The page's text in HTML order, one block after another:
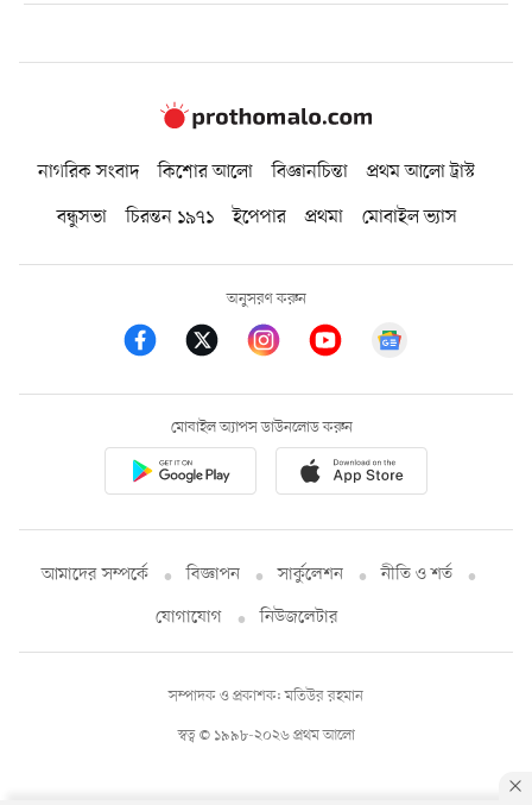
নাগরিক সংবাদ কিশোর আলো বিজ্ঞানচিন্তা
প্রথম আলো ট্রাস্ট
বন্ধুসভা
চিরন্তন ১৯৭১ ইপেপার প্রথমা মোবাইল ভ্যাস
অনুসরণ করুন
মোবাইল অ্যাপস ডাউনলোড করুন
আমাদের সম্পর্কে বিজ্ঞাপন সার্কুলেশন
নীতি ও শর্ত
যোগাযোগ
নিউজলেটার
স্বত্ব © ১৯৯৮-২০২৬ প্রথম আলো
সম্পাদক ও প্রকাশক: মতিউর রহমান